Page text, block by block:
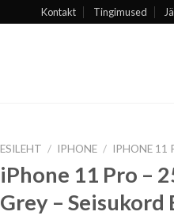
Kontakt Tingimused
ESILEHT / IPHONE / IPHONE 11
iPhone 11 Pro –
Grey – Seisukord